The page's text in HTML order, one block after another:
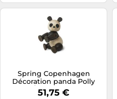
Spring Copenhagen
Décoration panda Polly
Érable-frêne
51,75 €